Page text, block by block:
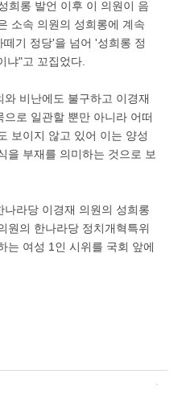
희롱 발언 이후 이 의원이 음
소속 의원의 성희롱에 계속
기 정당'을 넘어 '성희롱 정
냐"고 꼬집었다.
비난에도 불구하고 이경재
로 일관할 뿐만 아니라 어떠
보이지 않고 있어 이는 양성
을 부재를 의미하는 것으로 보
라당 이경재 의원의 성희롱
원의 한나라당 정치개혁특위
는 여성 1인 시위를 국회 앞에